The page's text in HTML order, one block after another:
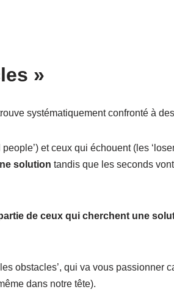
»
systématiquement confronté à
et ceux qui échouent (les
solution tandis que les seconds
de ceux qui cherchent une
obstacles’, qui va vous passionner
dans notre tête).